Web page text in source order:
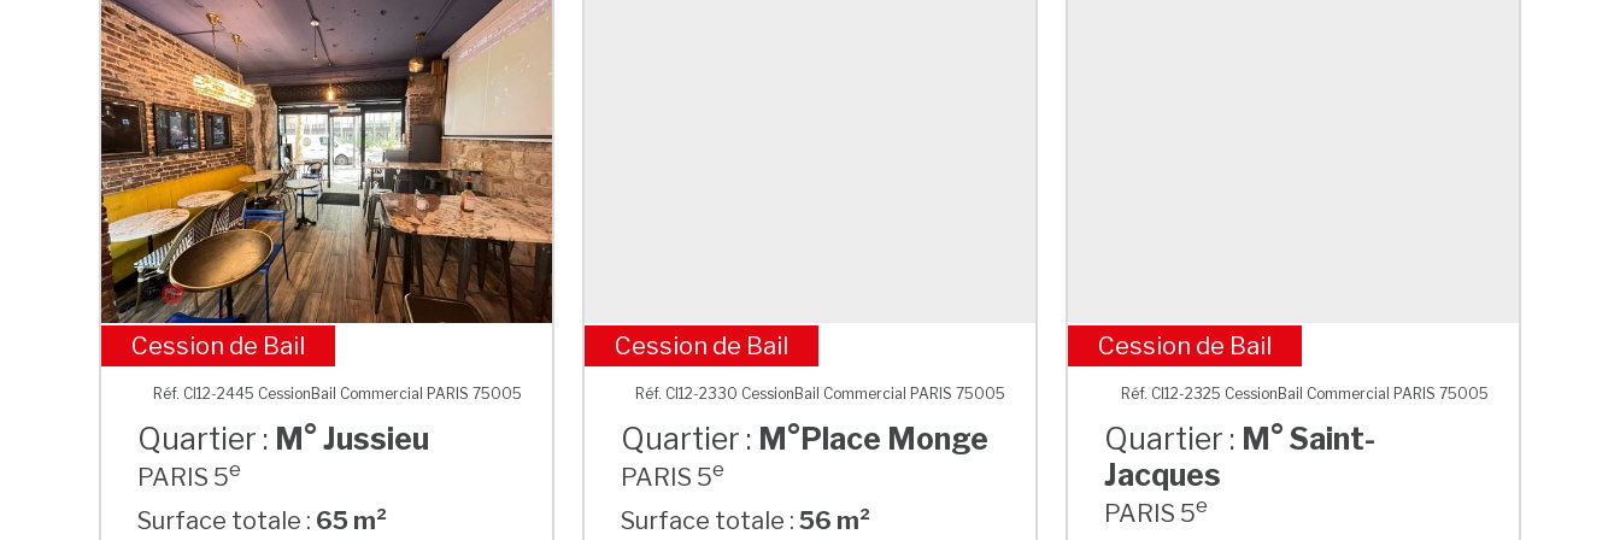
M° Jussieu
Cession de Bail
Réf. CI12-2445 CessionBail Commercial PARIS 75005
Quartier : M° Jussieu
PARIS 5e
Surface totale : 65 m²
M°Place Monge
Cession de Bail
Réf. CI12-2330 CessionBail Commercial PARIS 75005
Quartier : M°Place Monge
PARIS 5e
Surface totale :56 m²
M° Saint-Jacques
Cession de Bail
Réf. CI12-2325 CessionBail Commercial PARIS 75005
Quartier : M° Saint-
Jacques
PARIS 5e